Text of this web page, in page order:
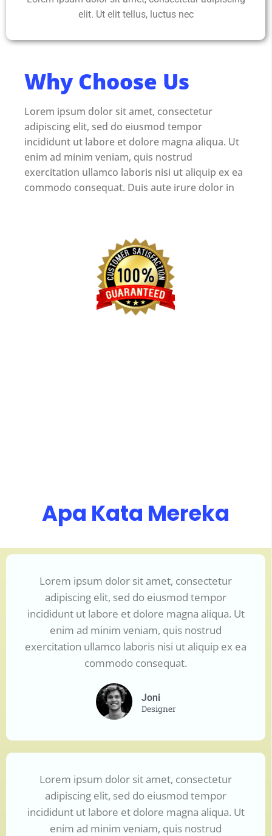
elit. Ut elit tellus, luctus nec
Why Choose Us
Lorem ipsum dolor sit amet, consectetur
adipiscing elit, sed do eiusmod tempor
incididunt ut labore et dolore magna aliqua. Ut
enim ad minim veniam, quis nostrud
exercitation ullamco laboris nisi ut aliquip ex ea
commodo consequat. Duis aute irure dolor in
Apa Kata Mereka
Lorem ipsum dolor sit amet, consectetur
adipiscing elit, sed do eiusmod tempor
incididunt ut labore et dolore magna aliqua. Ut
enim ad minim veniam, quis nostrud
exercitation ullamco laboris nisi ut aliquip ex ea
commodo consequat.
Joni
Designer
Lorem ipsum dolor sit amet, consectetur
adipiscing elit, sed do eiusmod tempor
incididunt ut labore et dolore magna aliqua. Ut
enim ad minim veniam, quis nostrud